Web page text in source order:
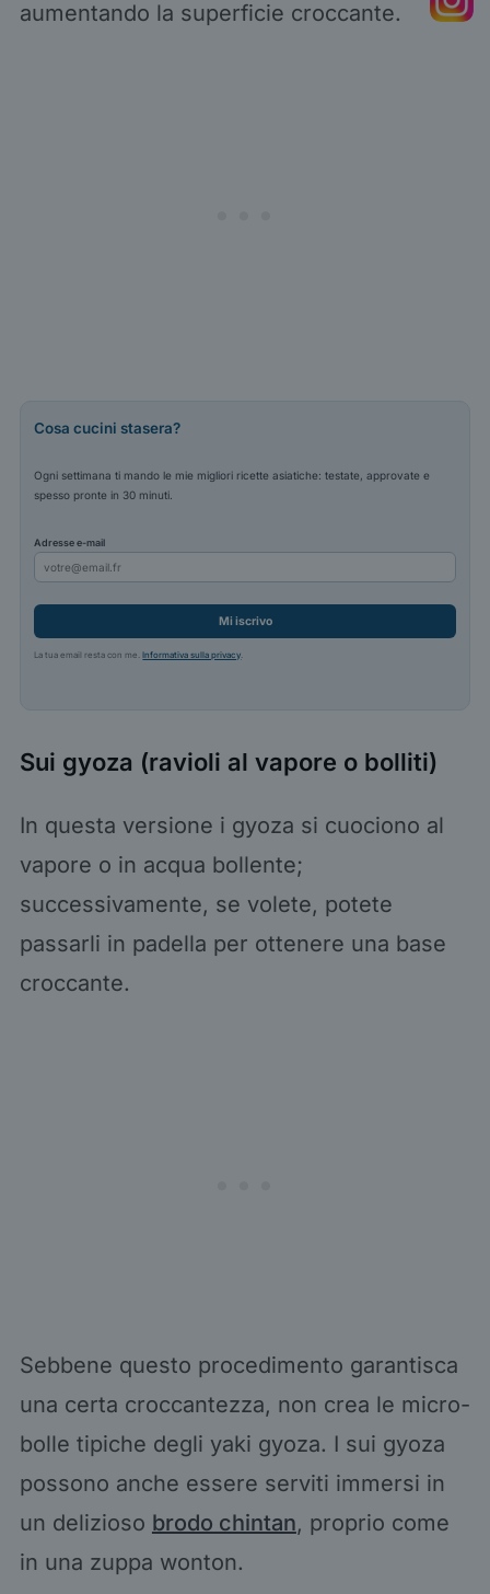
aumentando la superficie croccante.
Cosa cucini stasera?
Ogni settimana ti mando le mie migliori ricette asiatiche: testate, approvate e
spesso pronte in 30 minuti.
Adresse e-mail
Mi iscrivo
La tua email resta con me.Informativa sulla privacy
Sui gyoza (ravioli al vapore o bolliti)
In questa versione i gyoza si cuociono al
vapore o in acqua bollente;
successivamente, se volete, potete
passarli in padella per ottenere una base
croccante.
Sebbene questo procedimento garantisca
una certa croccantezza, non crea le micro-
bolle tipiche degli yaki gyoza. I sui gyoza
possono anche essere serviti immersi in
un delizioso brodo chintan, proprio come
in una zuppa wonton.